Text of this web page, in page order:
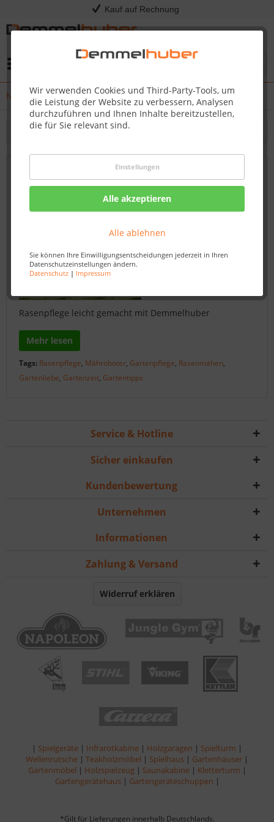
Kauf auf Rechnung
Wir verwenden Cookies und Third-Party-Tools, um
die Leistung der Website zu verbessern, Analysen
durchzuführen und Ihnen Inhalte bereitzustellen,
die für Sie relevant sind.
Einstellungen
Alle akzeptieren
Alle ablehnen
Sie können Ihre Einwilligungsentscheidungen jederzeit in Ihren
Datenschutzeinstellungen ändern.
Datenschutz| Impressum
News
Filtern
Mähroboter-Aktion: Kauf ab 899,00 EUR²
oder mtl 24,99 EUR¹ im Abo.
Von: Nadine Wagner
Rasenpflege leicht gemacht mit Demmelhuber
Mehr lesen
Tags: Rasenpflege, Mähroboter, Gartenpflege, Rasenmähen,
Gartenliebe, Gartenzeit, Gartentipps
Service & Hotline
Sicher einkaufen
Kundenbewertung
Unternehmen
Informationen
Zahlung & Versand
Widerruf erklären
| Spielgeräte | Infrarotkabine | Holzgaragen | Spielturm |
Wellenrutsche | Teakholzmöbel | Spielhaus | Gartenhäuser |
Gartenmöbel | Holzspielzeug | Saunakabine | Kletterturm |
Gartengerätehaus | Gartengeräteschuppen |
*Gilt für Lieferungen innerhalb Deutschlands.